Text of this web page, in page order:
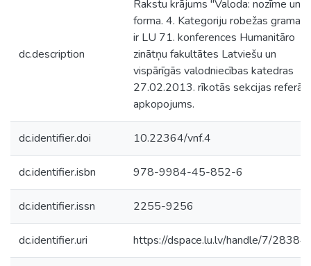
dc.description
Rakstu krājums "Valoda: nozīme un
forma. 4. Kategoriju robežas
ir LU 71. konferences Humanitāro
zinātņu fakultātes Latviešu un
vispārīgās valodniecības katedras
27.02.2013. rīkotās sekcijas
apkopojums.
dc.identifier.doi 10.22364/vnf.4
dc.identifier.isbn 978-9984-45-852-6
dc.identifier.issn 2255-9256
dc.identifier.uri https://dspace.lu.lv/handle/7/28384